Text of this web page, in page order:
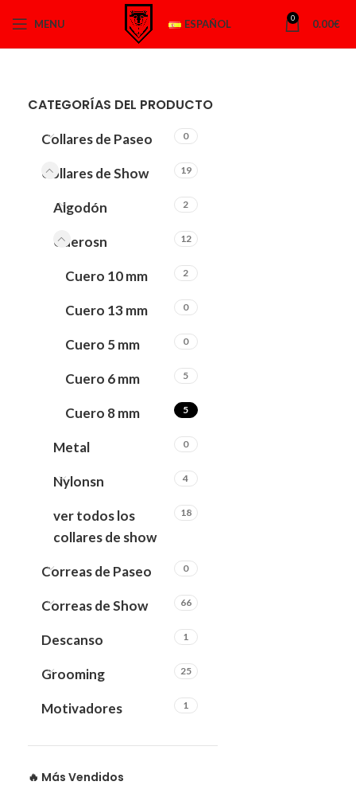
MENU ESPAÑOL 0 0.00€
CATEGORÍAS DEL PRODUCTO
Collares de Paseo 0
Collares de Show 19
Algodón 2
Cuerosn 12
Cuero 10 mm 2
Cuero 13 mm 0
Cuero 5 mm 0
Cuero 6 mm 5
Cuero 8 mm 5
Metal 0
Nylonsn 4
ver todos los
collares de show
18
Correas de Paseo 0
Correas de Show 66
Descanso 1
Grooming 25
Motivadores 1
🔥 Más Vendidos